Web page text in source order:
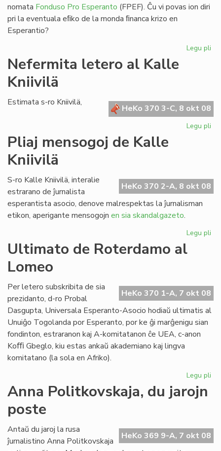
nomata Fonduso Pro Esperanto (FPEF). Ĉu vi povas ion diri
pri la eventuala eﬁko de la monda ﬁnanca krizo en
Esperantio?
Legu pli
kaj
Nefermita letero al Kalle
Kniivilä
HeKo 370 3-C, 8 okt 08
Estimata s-ro Kniivilä,
Legu pli
Pliaj mensogoj de Kalle
Kniivilä
HeKo 370 2-A, 8 okt 08
S-ro Kalle Kniivilä, interalie
estrarano de ĵurnalista
esperantista asocio, denove malrespektas la ĵurnalisman
etikon, aperigante mensogojn en sia skandalgazeto.
Legu pli
Ultimato de Roterdamo al
Lomeo
HeKo 370 1-A, 7 okt 08
Per letero subskribita de sia
prezidanto, d-ro Probal
Dasgupta, Universala Esperanto-Asocio hodiaŭ ultimatis al
Unuiĝo Togolanda por Esperanto, por ke ĝi marĝenigu sian
fondinton, estraranon kaj A-komitatanon ĉe UEA, c-anon
Koﬃ Gbeglo, kiu estas ankaŭ akademiano kaj lingva
komitatano (la sola en Afriko).
Legu pli
Anna Politkovskaja, du jarojn
poste
HeKo 369 9-A, 7 okt 08
Antaŭ du jaroj la rusa
ĵurnalistino Anna Politkovskaja